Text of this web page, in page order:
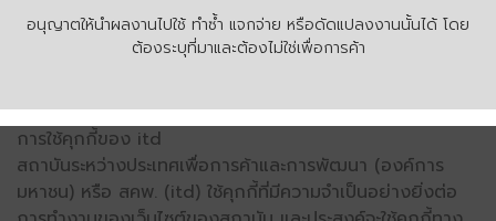
อนุญาตให้นำผลงานไปใช้ ทำซ้ำ แจกจ่าย หรือดัดแปลงงานนั้นได้ โดย
ต้องระบุที่มาและต้องไม่ใช่เพื่อการค้า
การใช้คุกกี้ของ itd
สถาบันระหว่างประเทศเพื่อการค้าและการพัฒนา (องค์การ
มหาชน) หรือ สคพ. (itd) ใช้คุกกี้ที่มีความจำเป็นอย่างยิ่งต่อ